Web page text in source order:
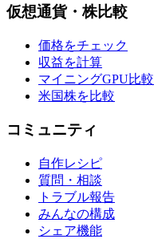
仮想通貨・株比較
価格をチェック
収益を計算
マイニングGPU比較
米国株を比較
コミュニティ
自作レシピ
質問・相談
トラブル報告
みんなの構成
シェア機能